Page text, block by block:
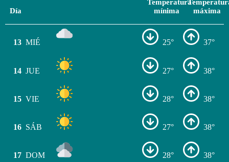
Día
Temperatura
mínima
máxima
13 MIÉ 25° 37°
14 JUE 27° 38°
15 VIE 28° 38°
16 SÁB 27° 38°
17 DOM 28° 38°